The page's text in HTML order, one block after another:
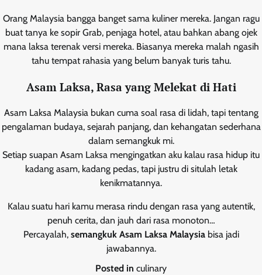
Orang Malaysia bangga banget sama kuliner mereka. Jangan ragu
buat tanya ke sopir Grab, penjaga hotel, atau bahkan abang ojek
mana laksa terenak versi mereka. Biasanya mereka malah ngasih
tahu tempat rahasia yang belum banyak turis tahu.
Asam Laksa, Rasa yang Melekat di Hati
Asam Laksa Malaysia bukan cuma soal rasa di lidah, tapi tentang
pengalaman budaya, sejarah panjang, dan kehangatan sederhana
dalam semangkuk mi.
Setiap suapan Asam Laksa mengingatkan aku kalau rasa hidup itu
kadang asam, kadang pedas, tapi justru di situlah letak
kenikmatannya.
Kalau suatu hari kamu merasa rindu dengan rasa yang autentik,
penuh cerita, dan jauh dari rasa monoton…
Percayalah, semangkuk Asam Laksa Malaysiabisa jadi
jawabannya.
Posted in culinary